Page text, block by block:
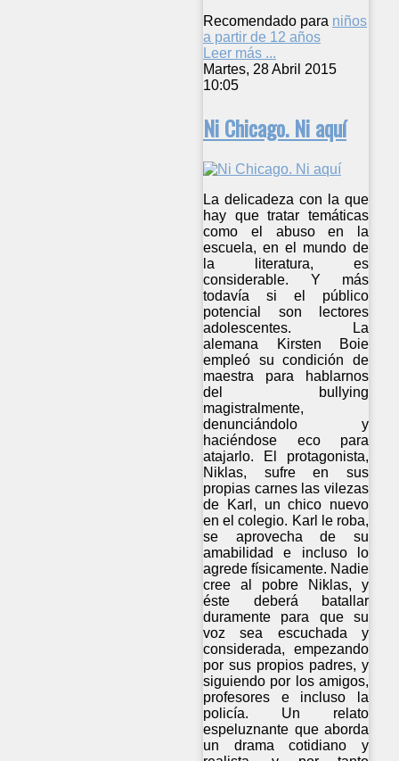
Recomendado para niños
a partir de 12 años
Leer más ...
Martes, 28 Abril 2015
10:05
Ni Chicago. Ni aquí
La delicadeza con la que
hay que tratar temáticas
como el abuso en la
escuela, en el mundo de
la literatura, es
considerable. Y más
todavía si el público
potencial son lectores
adolescentes. La
alemana Kirsten Boie
empleó su condición de
maestra para hablarnos
del bullying
magistralmente,
denunciándolo y
haciéndose eco para
atajarlo. El protagonista,
Niklas, sufre en sus
propias carnes las vilezas
de Karl, un chico nuevo
en el colegio. Karl le roba,
se aprovecha de su
amabilidad e incluso lo
agrede físicamente. Nadie
cree al pobre Niklas, y
éste deberá batallar
duramente para que su
voz sea escuchada y
considerada, empezando
por sus propios padres, y
siguiendo por los amigos,
profesores e incluso la
policía. Un relato
espeluznante que aborda
un drama cotidiano y